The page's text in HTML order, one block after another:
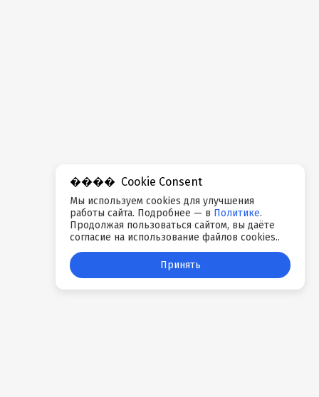
Cookie Consent
Мы используем cookies для улучшения
работы сайта. Подробнее — в Политике.
Продолжая пользоваться сайтом, вы даёте
согласие на использование файлов cookies..
Принять